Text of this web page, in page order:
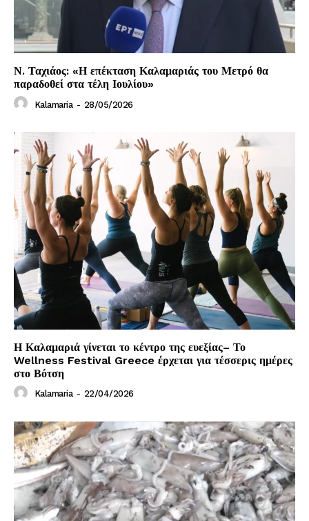
Ν. Ταχιάος: «Η επέκταση Καλαμαριάς του Μετρό θα
παραδοθεί στα τέλη Ιουλίου»
Kalamaria - 28/05/2026
Η Καλαμαριά γίνεται το κέντρο της ευεξίας– Το
Wellness Festival Greece έρχεται για τέσσερις ημέρες
στο Βότση
Kalamaria - 22/04/2026